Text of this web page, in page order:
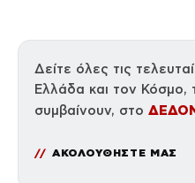
Δείτε όλες τις
Ελλάδα και τον Κόσμο,
συμβαίνουν, στο
ΑΚΟΛΟΥΘΗΣΤΕ ΜΑΣ